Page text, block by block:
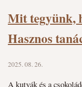
Mit tegyünk,
Hasznos
2025. 08. 26.
A kutyák és a